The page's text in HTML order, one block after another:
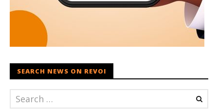
SEARCH NEWS ON REVOI